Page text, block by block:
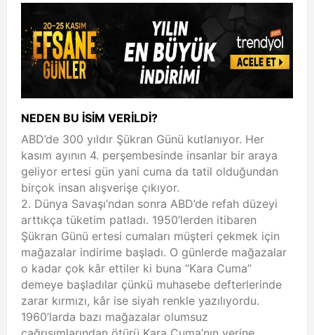
NEDEN BU İSİM VERİLDİ?
ABD’de 300 yıldır Şükran Günü kutlanıyor. Her
kasım ayının 4. perşembesinde insanlar bir araya
geliyor ertesi gün yani cuma da tatil olduğundan
birçok insan alışverişe çıkıyor.
2. Dünya Savaşı’ndan sonra ABD’de refah düzeyi
arttıkça tüketim patladı. 1950’lerden itibaren
Şükran Günü ertesi cumaları müşteri çekmek için
mağazalar indirime başladı. O günlerde mağazalar
o kadar çok kâr ettiler ki buna “Kara Cuma”
demeye başladılar çünkü muhasebe defterlerinde
zarar kırmızı, kâr ise siyah renkle yazılıyordu.
1960’larda bazı mağazalar olumsuz